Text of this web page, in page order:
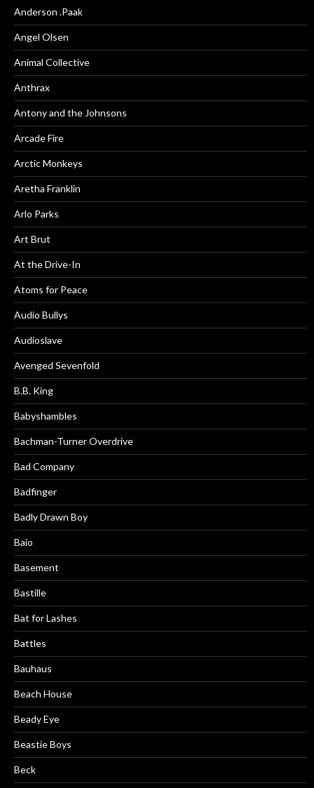
Anderson .Paak
Angel Olsen
Animal Collective
Anthrax
Antony and the Johnsons
Arcade Fire
Arctic Monkeys
Aretha Franklin
Arlo Parks
Art Brut
At the Drive-In
Atoms for Peace
Audio Bullys
Audioslave
Avenged Sevenfold
B.B. King
Babyshambles
Bachman-Turner Overdrive
Bad Company
Badfinger
Badly Drawn Boy
Baio
Basement
Bastille
Bat for Lashes
Battles
Bauhaus
Beach House
Beady Eye
Beastie Boys
Beck